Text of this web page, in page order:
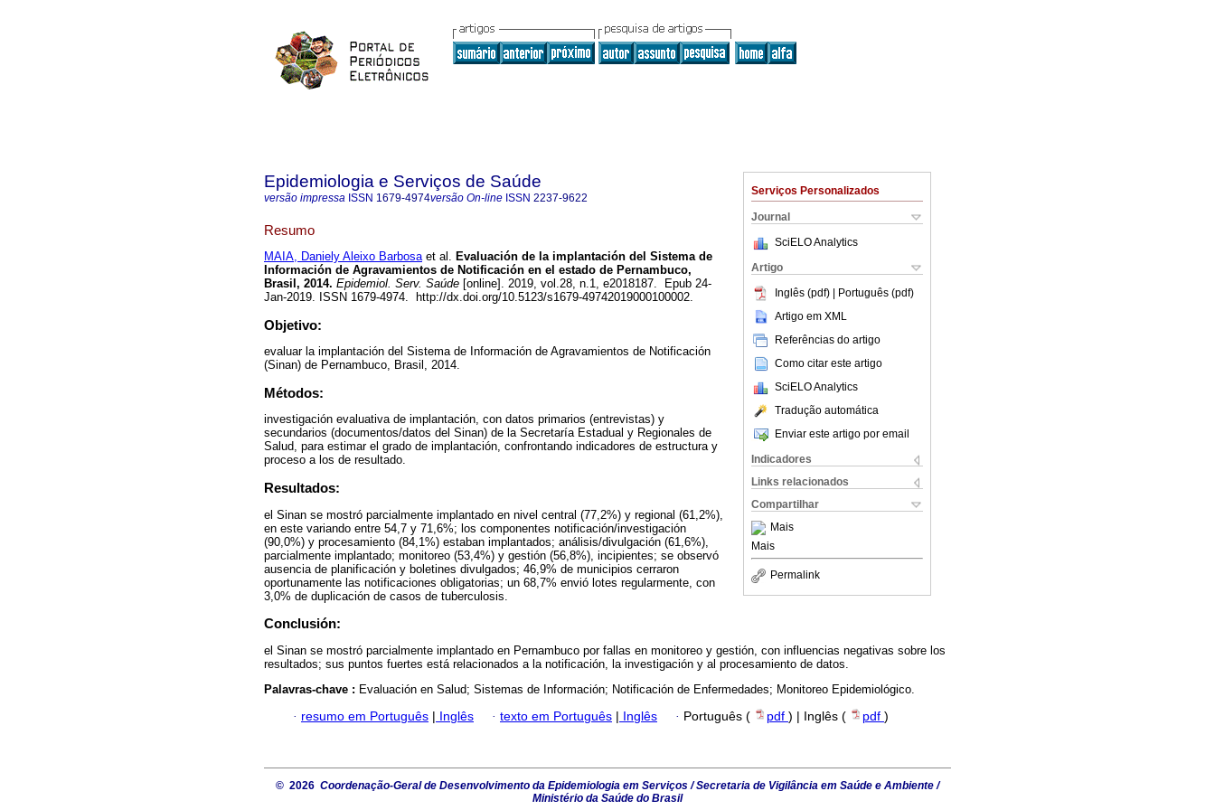
Serviços Personalizados
Journal
SciELO Analytics
Artigo
Inglês (pdf) | Português (pdf)
Artigo em XML
Referências do artigo
Como citar este artigo
SciELO Analytics
Tradução automática
Enviar este artigo por email
Indicadores
Links relacionados
Compartilhar
Mais
Mais
Permalink
Epidemiologia e Serviços de Saúde
versão impressa ISSN 1679-4974versão On-line ISSN 2237-9622
Resumo
MAIA, Daniely Aleixo Barbosaet al. Evaluación de la implantación del Sistema de
Información de Agravamientos de Notificación en el estado de Pernambuco,
Brasil, 2014. Epidemiol. Serv. Saúde [online]. 2019, vol.28, n.1, e2018187. Epub 24-
Jan-2019. ISSN 1679-4974. http://dx.doi.org/10.5123/s1679-49742019000100002.
Objetivo:
evaluar la implantación del Sistema de Información de Agravamientos de Notificación
(Sinan) de Pernambuco, Brasil, 2014.
Métodos:
investigación evaluativa de implantación, con datos primarios (entrevistas) y
secundarios (documentos/datos del Sinan) de la Secretaría Estadual y Regionales de
Salud, para estimar el grado de implantación, confrontando indicadores de estructura y
proceso a los de resultado.
Resultados:
el Sinan se mostró parcialmente implantado en nivel central (77,2%) y regional (61,2%),
en este variando entre 54,7 y 71,6%; los componentes notificación/investigación
(90,0%) y procesamiento (84,1%) estaban implantados; análisis/divulgación (61,6%),
parcialmente implantado; monitoreo (53,4%) y gestión (56,8%), incipientes; se observó
ausencia de planificación y boletines divulgados; 46,9% de municipios cerraron
oportunamente las notificaciones obligatorias; un 68,7% envió lotes regularmente, con
3,0% de duplicación de casos de tuberculosis.
Conclusión:
el Sinan se mostró parcialmente implantado en Pernambuco por fallas en monitoreo y gestión, con influencias negativas sobre los
resultados; sus puntos fuertes está relacionados a la notificación, la investigación y al procesamiento de datos.
Palavras-chave : Evaluación en Salud; Sistemas de Información; Notificación de Enfermedades; Monitoreo Epidemiológico.
· resumo em Português Inglês · texto em Português Inglês · Português ( pdf ) | Inglês ( pdf )
© 2026 Coordenação-Geral de Desenvolvimento da Epidemiologia em Serviços / Secretaria de Vigilância em Saúde e Ambiente /
Ministério da Saúde do Brasil